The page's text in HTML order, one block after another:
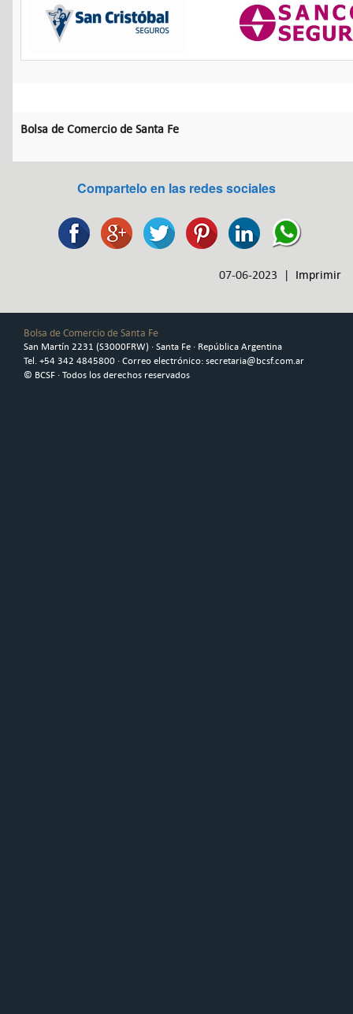
Bolsa de Comercio de Santa Fe
Compartelo en las redes sociales
07-06-2023 | Imprimir
Bolsa de Comercio de Santa Fe
San Martín 2231 (S3000FRW) · Santa Fe · República Argentina
Tel. +54 342 4845800 · Correo electrónico: secretaria@bcsf.com.ar
© BCSF · Todos los derechos reservados